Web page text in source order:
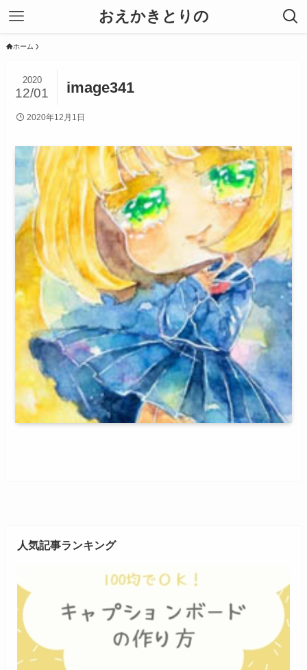
おえかきとりの
ホーム
image341
2020
12/01
2020年12月1日
人気記事ランキング